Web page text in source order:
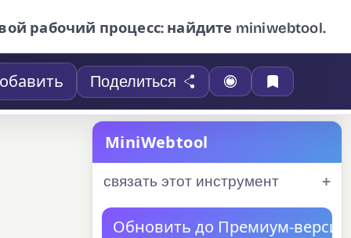
рабочий процесс: найдите miniwebtool.
Поделиться
MiniWebtool
связать этот инструмент
Обновить до Премиум-версии